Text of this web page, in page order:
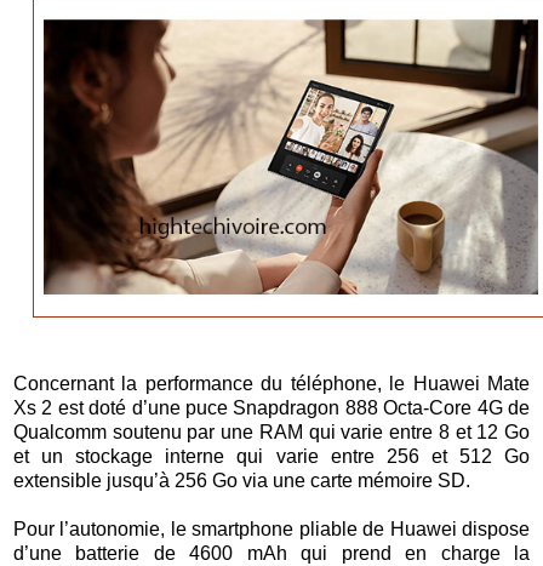
Concernant la performance du téléphone, le Huawei Mate
Xs 2 est doté d’une puce Snapdragon 888 Octa-Core 4G de
Qualcomm soutenu par une RAM qui varie entre 8 et 12 Go
et un stockage interne qui varie entre 256 et 512 Go
extensible jusqu’à 256 Go via une carte mémoire SD.
Pour l’autonomie, le smartphone pliable de Huawei dispose
d’une batterie de 4600 mAh qui prend en charge la